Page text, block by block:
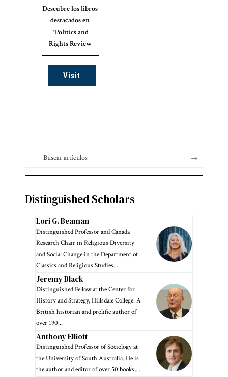
Descubre los libros
destacados en
*Politics and
Rights Review
Visit
Distinguished Scholars
Lori G. Beaman
Distinguished Professor and Canada
Research Chair in Religious Diversity
and Social Change in the Department of
Classics and Religious Studies...
Jeremy Black
Distinguished Fellow at the Center for
History and Strategy, Hillsdale College. A
British historian and prolific author of
over 190...
Anthony Elliott
Distinguished Professor of Sociology at
the University of South Australia. He is
the author and editor of over 50 books,...